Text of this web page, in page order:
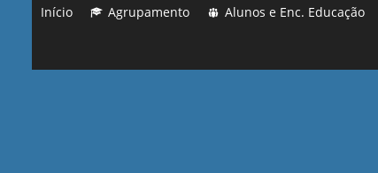
Início Agrupamento Alunos e Enc. Educação